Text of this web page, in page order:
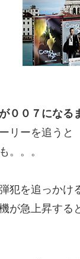
００７にな
リーを追うと
。。。
犯を追っかけ
が急上昇する